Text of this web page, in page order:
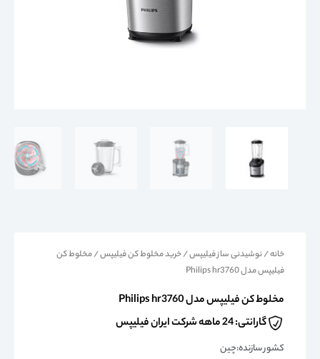
خانه/نوشیدنی ساز فیلیپس/خرید مخلوط کن فیلیپس/ مخلوط کن
فیلیپس مدل Philips hr3760
مخلوط کن فیلیپس مدل Philips hr3760
گارانتی: 24 ماهه شرکت ایران فیلیپس
کشور سازنده:چین